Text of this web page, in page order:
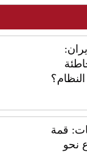
قمة
نحو